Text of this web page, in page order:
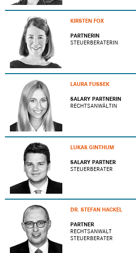
KIRSTEN FOX
PARTNERIN
STEUERBERATERIN
LAURA FUSSEK
SALARY PARTNERIN
RECHTSANWÄLTIN
LUKAS GINTHUM
SALARY PARTNER
STEUERBERATER
DR. STEFAN HACKEL
PARTNER
RECHTSANWALT
STEUERBERATER